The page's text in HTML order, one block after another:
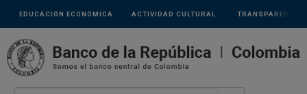
Pasar al contenido principal
Links
secundarios
ACTIVIDAD CULTURAL
EDUCACIÓN ECONÓMICA TRANSPARENCIA